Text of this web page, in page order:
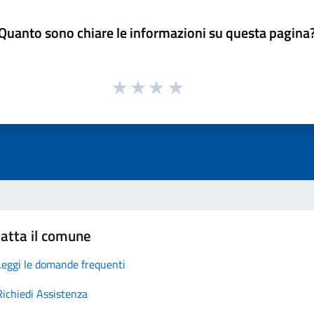
sono chiare le informazioni su questa
il comune
le domande frequenti
Assistenza